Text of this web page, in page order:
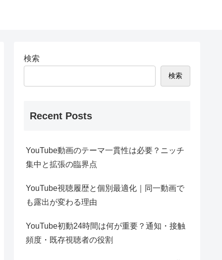
検索
検索
Recent Posts
YouTube動画のテーマ一貫性は必要？ニッチ
集中と拡張の臨界点
YouTube視聴履歴と個別最適化｜同一動画で
も露出が変わる理由
YouTube初動24時間は何が重要？通知・接触
頻度・既存視聴者の役割